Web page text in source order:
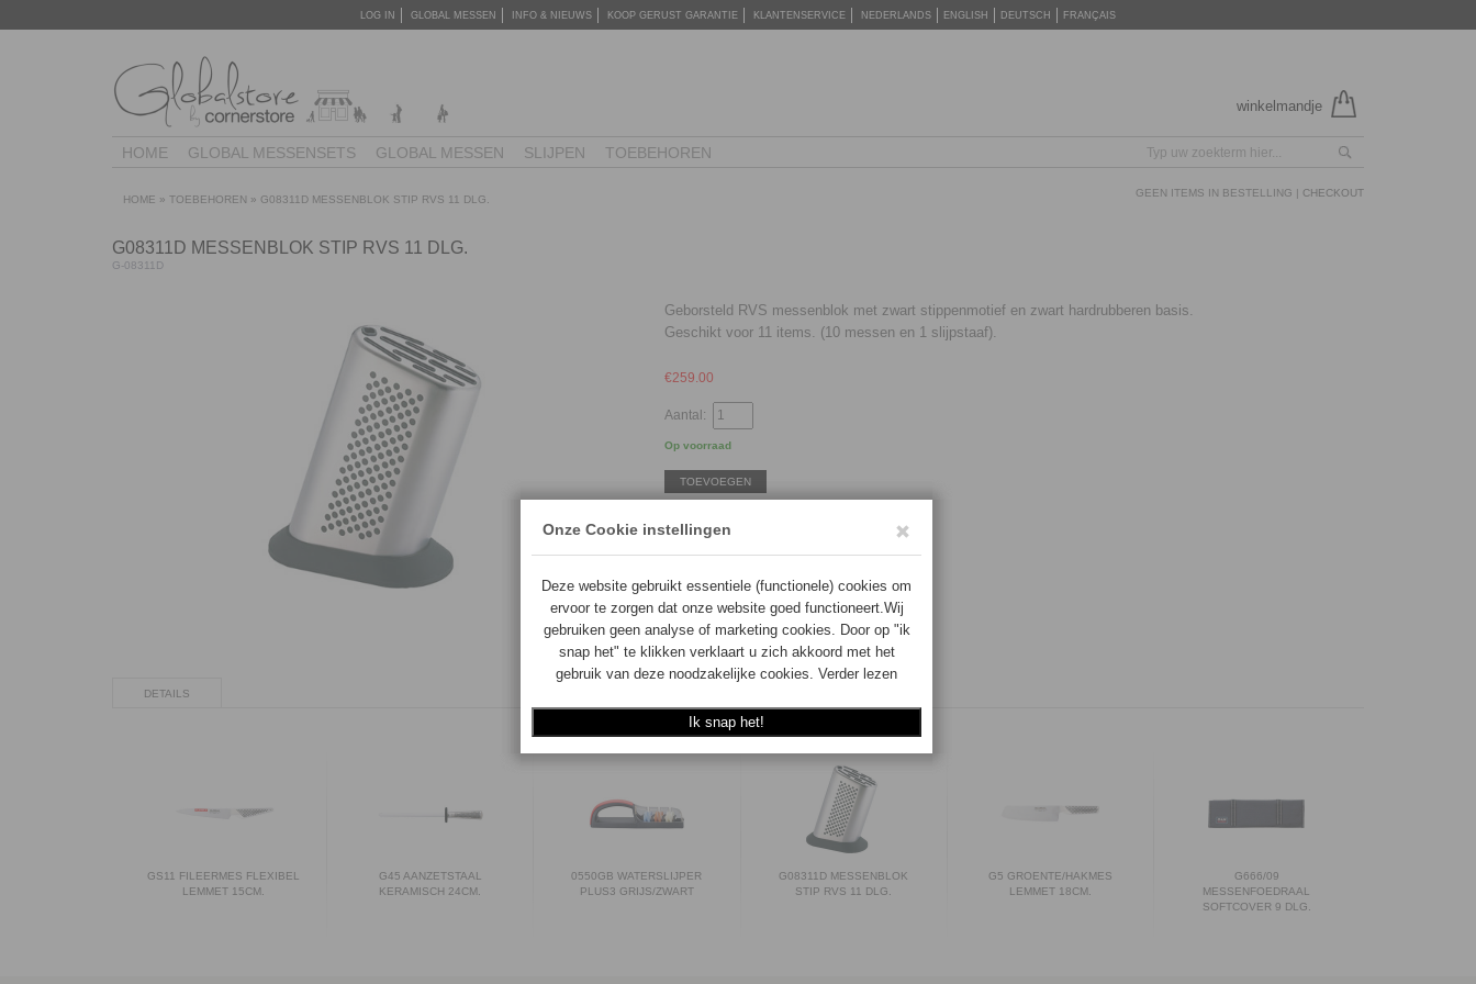
LOG IN GLOBAL MESSEN INFO & NIEUWS KOOP GERUST GARANTIE KLANTENSERVICE NEDERLANDS ENGLISH DEUTSCH FRANÇAIS
winkelmandje
HOME GLOBAL MESSENSETS GLOBAL MESSEN SLIJPEN TOEBEHOREN
HOME » TOEBEHOREN » G08311D MESSENBLOK STIP RVS 11 DLG.
GEEN ITEMS IN BESTELLING | CHECKOUT
G08311D MESSENBLOK STIP RVS 11 DLG.
G-08311D
Geborsteld RVS messenblok met zwart stippenmotief en zwart hardrubberen basis.
Geschikt voor 11 items. (10 messen en 1 slijpstaaf).
€259.00
Aantal:
Op voorraad
TOEVOEGEN
DETAILS
GS11 FILEERMES FLEXIBEL
LEMMET 15CM.
G45 AANZETSTAAL
KERAMISCH 24CM.
0550GB WATERSLIJPER
PLUS3 GRIJS/ZWART
G08311D MESSENBLOK
STIP RVS 11 DLG.
G5 GROENTE/HAKMES
LEMMET 18CM.
G666/09
MESSENFOEDRAAL
SOFTCOVER 9 DLG.